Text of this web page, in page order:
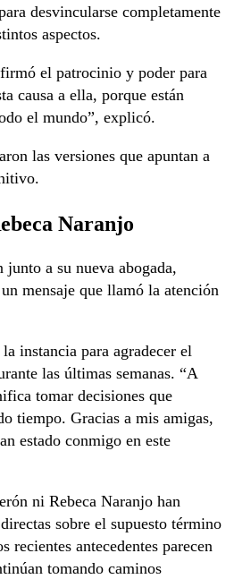
desvincularse completamente
aspectos.
el patrocinio y poder para
causa a ella, porque están
el mundo”, explicó.
las versiones que apuntan a
Naranjo
a su nueva abogada,
mensaje que llamó la atención
instancia para agradecer el
las últimas semanas. “A
tomar decisiones que
tiempo. Gracias a mis amigas,
estado conmigo en este
ni Rebeca Naranjo han
sobre el supuesto término
recientes antecedentes parecen
tomando caminos